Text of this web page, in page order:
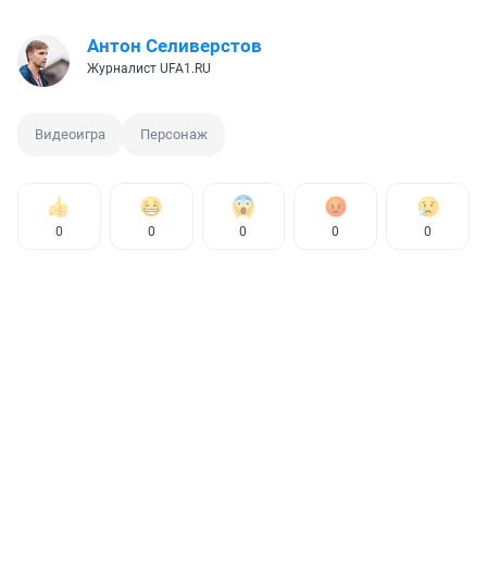
Антон Селиверстов
Журналист UFA1.RU
Видеоигра Персонаж
0 0 0 0 0